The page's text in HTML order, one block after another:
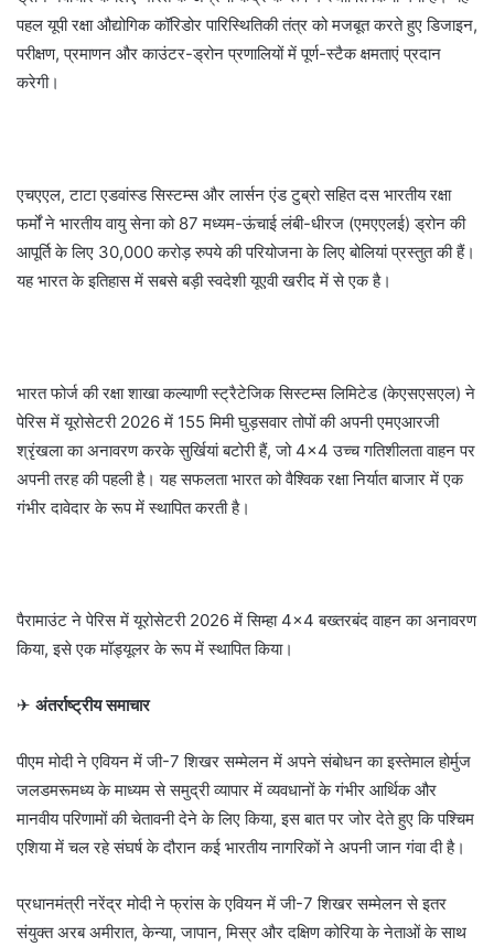
पहल यूपी रक्षा औद्योगिक कॉरिडोर पारिस्थितिकी तंत्र को मजबूत करते हुए डिजाइन,
परीक्षण, प्रमाणन और काउंटर-ड्रोन प्रणालियों में पूर्ण-स्टैक क्षमताएं प्रदान
करेगी।
एचएएल, टाटा एडवांस्ड सिस्टम्स और लार्सन एंड टुब्रो सहित दस भारतीय रक्षा
फर्मों ने भारतीय वायु सेना को 87 मध्यम-ऊंचाई लंबी-धीरज (एमएएलई) ड्रोन की
आपूर्ति के लिए 30,000 करोड़ रुपये की परियोजना के लिए बोलियां प्रस्तुत की हैं।
यह भारत के इतिहास में सबसे बड़ी स्वदेशी यूएवी खरीद में से एक है।
भारत फोर्ज की रक्षा शाखा कल्याणी स्ट्रैटेजिक सिस्टम्स लिमिटेड (केएसएसएल) ने
पेरिस में यूरोसेटरी 2026 में 155 मिमी घुड़सवार तोपों की अपनी एमएआरजी
श्रृंखला का अनावरण करके सुर्खियां बटोरी हैं, जो 4×4 उच्च गतिशीलता वाहन पर
अपनी तरह की पहली है। यह सफलता भारत को वैश्विक रक्षा निर्यात बाजार में एक
गंभीर दावेदार के रूप में स्थापित करती है।
पैरामाउंट ने पेरिस में यूरोसेटरी 2026 में सिम्हा 4×4 बख्तरबंद वाहन का अनावरण
किया, इसे एक मॉड्यूलर के रूप में स्थापित किया।
✈ अंतर्राष्ट्रीय समाचार
पीएम मोदी ने एवियन में जी-7 शिखर सम्मेलन में अपने संबोधन का इस्तेमाल होर्मुज
जलडमरूमध्य के माध्यम से समुद्री व्यापार में व्यवधानों के गंभीर आर्थिक और
मानवीय परिणामों की चेतावनी देने के लिए किया, इस बात पर जोर देते हुए कि पश्चिम
एशिया में चल रहे संघर्ष के दौरान कई भारतीय नागरिकों ने अपनी जान गंवा दी है।
प्रधानमंत्री नरेंद्र मोदी ने फ्रांस के एवियन में जी-7 शिखर सम्मेलन से इतर
संयुक्त अरब अमीरात, केन्या, जापान, मिस्र और दक्षिण कोरिया के नेताओं के साथ